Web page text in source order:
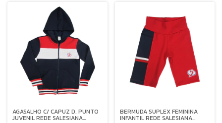
AGASALHO C/ CAPUZ D. PUNTO
JUVENIL REDE SALESIANA
BERMUDA SUPLEX FEMININA
INFANTIL REDE SALESIANA